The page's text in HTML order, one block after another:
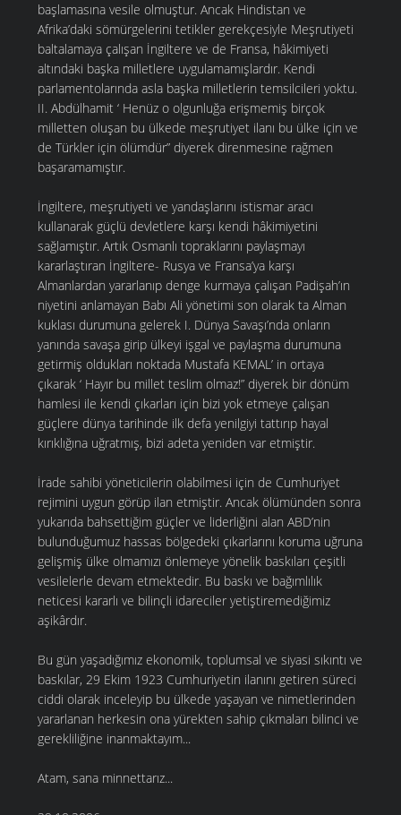
başlamasına vesile olmuştur. Ancak Hindistan ve
Afrika’daki sömürgelerini tetikler gerekçesiyle Meşrutiyeti
baltalamaya çalışan İngiltere ve de Fransa, hâkimiyeti
altındaki başka milletlere uygulamamışlardır. Kendi
parlamentolarında asla başka milletlerin temsilcileri yoktu.
II. Abdülhamit ‘ Henüz o olgunluğa erişmemiş birçok
milletten oluşan bu ülkede meşrutiyet ilanı bu ülke için ve
de Türkler için ölümdür” diyerek direnmesine rağmen
başaramamıştır.
İngiltere, meşrutiyeti ve yandaşlarını istismar aracı
kullanarak güçlü devletlere karşı kendi hâkimiyetini
sağlamıştır. Artık Osmanlı topraklarını paylaşmayı
kararlaştıran İngiltere- Rusya ve Fransa’ya karşı
Almanlardan yararlanıp denge kurmaya çalışan Padişah’ın
niyetini anlamayan Babı Ali yönetimi son olarak ta Alman
kuklası durumuna gelerek I. Dünya Savaşı’nda onların
yanında savaşa girip ülkeyi işgal ve paylaşma durumuna
getirmiş oldukları noktada Mustafa KEMAL’ in ortaya
çıkarak ‘ Hayır bu millet teslim olmaz!” diyerek bir dönüm
hamlesi ile kendi çıkarları için bizi yok etmeye çalışan
güçlere dünya tarihinde ilk defa yenilgiyi tattırıp hayal
kırıklığına uğratmış, bizi adeta yeniden var etmiştir.
İrade sahibi yöneticilerin olabilmesi için de Cumhuriyet
rejimini uygun görüp ilan etmiştir. Ancak ölümünden sonra
yukarıda bahsettiğim güçler ve liderliğini alan ABD’nin
bulunduğumuz hassas bölgedeki çıkarlarını koruma uğruna
gelişmiş ülke olmamızı önlemeye yönelik baskıları çeşitli
vesilelerle devam etmektedir. Bu baskı ve bağımlılık
neticesi kararlı ve bilinçli idareciler yetiştiremediğimiz
aşikârdır.
Bu gün yaşadığımız ekonomik, toplumsal ve siyasi sıkıntı ve
baskılar, 29 Ekim 1923 Cumhuriyetin ilanını getiren süreci
ciddi olarak inceleyip bu ülkede yaşayan ve nimetlerinden
yararlanan herkesin ona yürekten sahip çıkmaları bilinci ve
gerekliliğine inanmaktayım...
Atam, sana minnettarız...